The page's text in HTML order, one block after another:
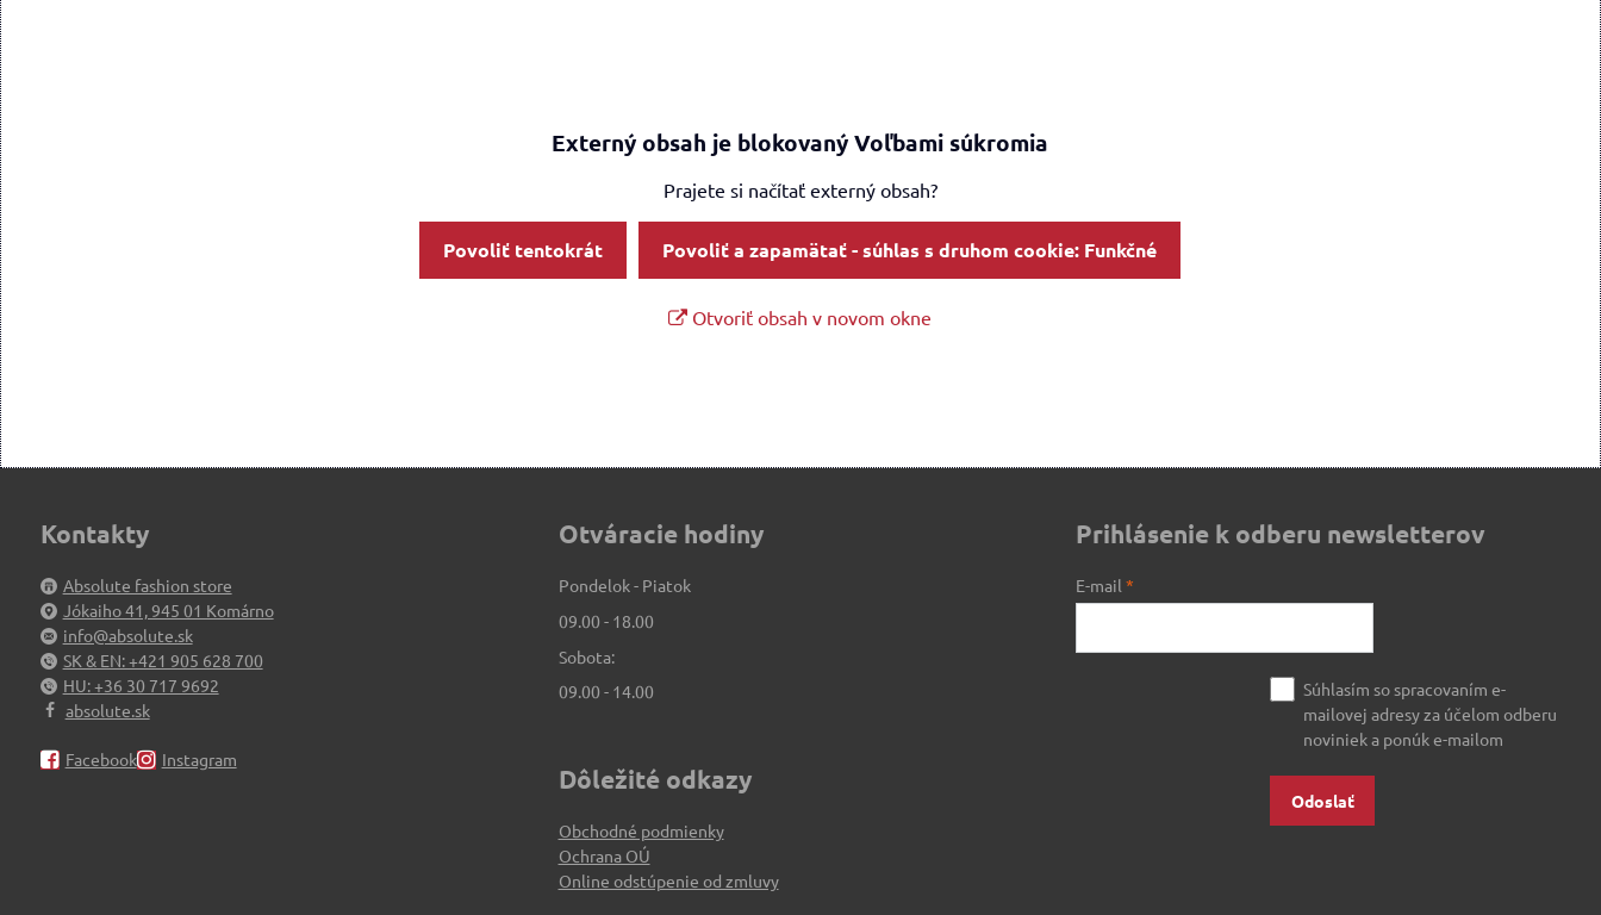
Externý obsah je blokovaný Voľbami súkromia
Prajete si načítať externý obsah?
Povoliť tentokrát Povoliť a zapamätať - súhlas s druhom cookie: Funkčné
Otvoriť obsah v novom okne
Kontakty
Absolute fashion store
Jókaiho 41, 945 01 Komárno
info@absolute.sk
SK & EN: +421 905 628 700
HU: +36 30 717 9692
absolute.sk
Facebook Instagram
Otváracie hodiny
Pondelok - Piatok
09.00 - 18.00
Sobota:
09.00 - 14.00
Dôležité odkazy
Obchodné podmienky
Ochrana OÚ
Online odstúpenie od zmluvy
Prihlásenie k odberu newsletterov
E-mail*
Súhlasím so spracovaním e-
mailovej adresy za účelom odberu
noviniek a ponúk e-mailom
Odoslať